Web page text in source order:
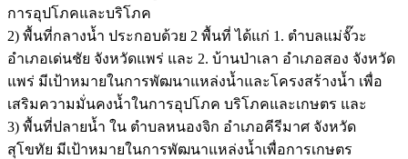
การอุปโภคและบริโภค
2) พื้นที่กลางน้ำ ประกอบด้วย 2 พื้นที่ ได้แก่ 1. ตำบลแม่จั๊วะ
อำเภอเด่นชัย จังหวัดแพร่ และ 2. บ้านป่าเลา อำเภอสอง จังหวัด
แพร่ มีเป้าหมายในการพัฒนาแหล่งน้ำและโครงสร้างน้ำ เพื่อ
เสริมความมั่นคงน้ำในการอุปโภค บริโภคและเกษตร และ
3) พื้นที่ปลายน้ำ ใน ตำบลหนองจิก อำเภอคีรีมาศ จังหวัด
สุโขทัย มีเป้าหมายในการพัฒนาแหล่งน้ำเพื่อการเกษตร